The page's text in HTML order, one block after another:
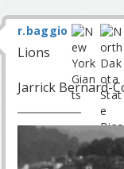
r.baggio
Lions
Jarrick Bernard-